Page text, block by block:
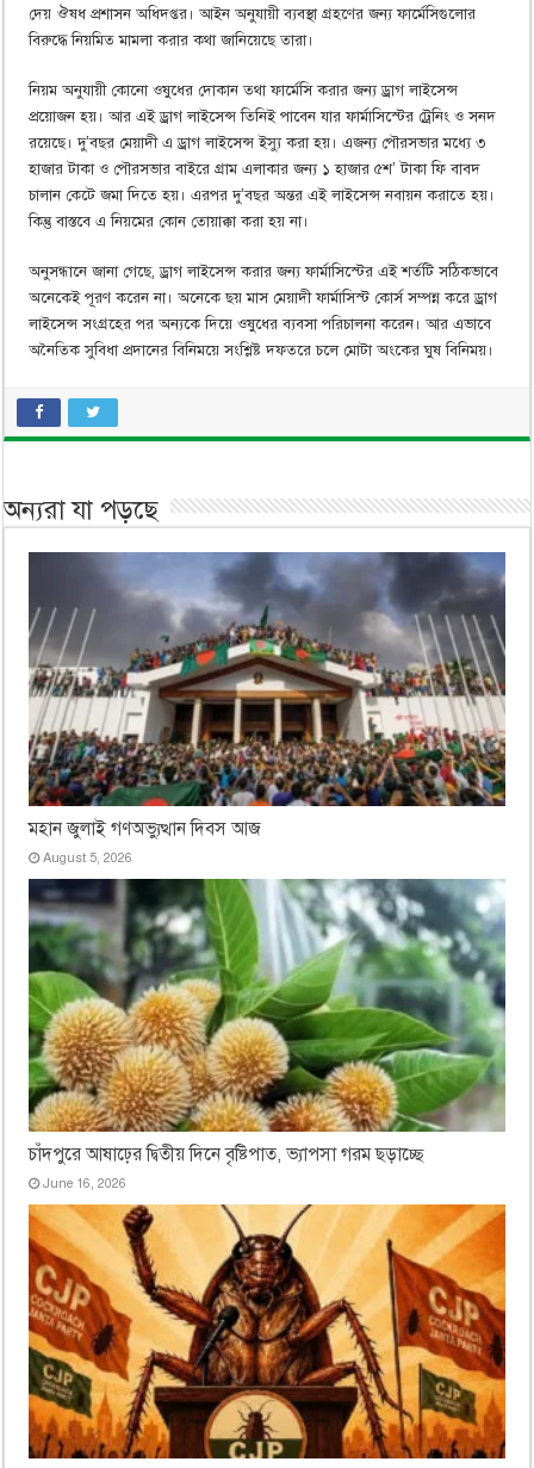
দেয় ঔষধ প্রশাসন অধিদপ্তর। আইন অনুযায়ী ব্যবস্থা গ্রহণের জন্য ফার্মেসিগুলোর
বিরুদ্ধে নিয়মিত মামলা করার কথা জানিয়েছে তারা।
নিয়ম অনুযায়ী কোনো ওষুধের দোকান তথা ফার্মেসি করার জন্য ড্রাগ লাইসেন্স
প্রয়োজন হয়। আর এই ড্রাগ লাইসেন্স তিনিই পাবেন যার ফার্মাসিস্টের ট্রেনিং ও সনদ
রয়েছে। দু’বছর মেয়াদী এ ড্রাগ লাইসেন্স ইস্যু করা হয়। এজন্য পৌরসভার মধ্যে ৩
হাজার টাকা ও পৌরসভার বাইরে গ্রাম এলাকার জন্য ১ হাজার ৫শ’ টাকা ফি বাবদ
চালান কেটে জমা দিতে হয়। এরপর দু’বছর অন্তর এই লাইসেন্স নবায়ন করাতে হয়।
কিন্তু বাস্তবে এ নিয়মের কোন তোয়াক্কা করা হয় না।
অনুসন্ধানে জানা গেছে, ড্রাগ লাইসেন্স করার জন্য ফার্মাসিস্টের এই শর্তটি সঠিকভাবে
অনেকেই পূরণ করেন না। অনেকে ছয় মাস মেয়াদী ফার্মাসিস্ট কোর্স সম্পন্ন করে ড্রাগ
লাইসেন্স সংগ্রহের পর অন্যকে দিয়ে ওষুধের ব্যবসা পরিচালনা করেন। আর এভাবে
অনৈতিক সুবিধা প্রদানের বিনিময়ে সংশ্লিষ্ট দফতরে চলে মোটা অংকের ঘুষ বিনিময়।
অন্যরা যা পড়ছে
মহান জুলাই গণঅভ্যুত্থান দিবস আজ
August 5, 2026
চাঁদপুরে আষাঢ়ের দ্বিতীয় দিনে বৃষ্টিপাত, ভ্যাপসা গরম ছড়াচ্ছে
June 16, 2026